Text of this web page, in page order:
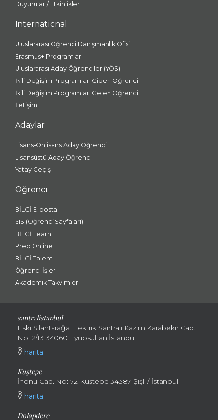
Duyurular / Etkinlikler
International
Uluslararası Öğrenci Danışmanlık Ofisi
Erasmus+ Programları
Uluslararası Aday Öğrenciler (YÖS)
İkili Değişim Programları Giden Öğrenci
İkili Değişim Programları Gelen Öğrenci
İletişim
Adaylar
Lisans-Önlisans Aday Öğrenci
Lisansüstü Aday Öğrenci
Yatay Geçiş
Öğrenci
BİLGİ E-posta
SIS (Öğrenci Sayfaları)
BİLGİ Learn
Prep Online
BİLGİ Talent
Öğrenci İşleri
Akademik Takvimler
santralistanbul
Eski Silahtarağa Elektrik Santralı Kazım Karabekir Cad.
No: 2/13 34060 Eyüpsultan İstanbul
harita
Kuştepe
İnönü Cad. No: 72 Kuştepe 34387 Şişli / İstanbul
harita
Dolapdere